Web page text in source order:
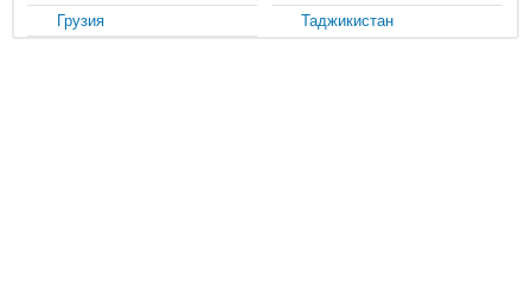
Грузия
Таджикистан